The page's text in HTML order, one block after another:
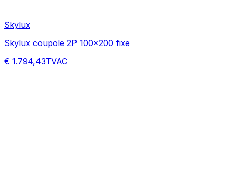
Skylux
Skylux coupole 2P 100x200 fixe
€ 1.794,43TVAC